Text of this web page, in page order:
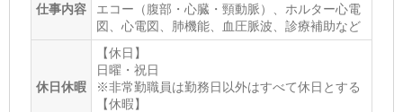
仕事内容
エコー（腹部・心臓・頸動脈）、ホルター心電
図、心電図、肺機能、血圧脈波、診療補助など
休日休暇
【休日】
日曜・祝日
※非常勤職員は勤務日以外はすべて休日とする
【休暇】